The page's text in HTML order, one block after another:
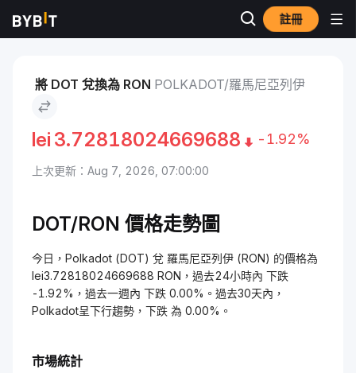
註冊
市場 Polkadot 價格 DOT Polkadot to 羅馬尼亞列伊
將 DOT 兌換為 RON POLKADOT/羅馬尼亞列伊
lei 3.72818024669688 -1.92%
上次更新：Aug 7, 2026, 07:00:00
DOT/RON 價格走勢圖
今日，Polkadot (DOT) 兌 羅馬尼亞列伊 (RON) 的價格為
lei3.72818024669688 RON，過去24小時內 下跌
-1.92%，過去一週內 下跌 0.00%。過去30天內，
Polkadot呈下行趨勢，下跌 為 0.00%。
市場統計